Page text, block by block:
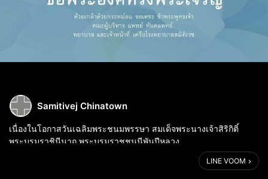
Samitivej Chinatown
เนื่องในโอกาสวันเฉลิมพระชนมพรรษา สมเด็จพระนางเจ้าสิริกิติ์
พระบรมราชินีนาถ พระบรมราชชนนีพันปีหลวง
LINE VOOM